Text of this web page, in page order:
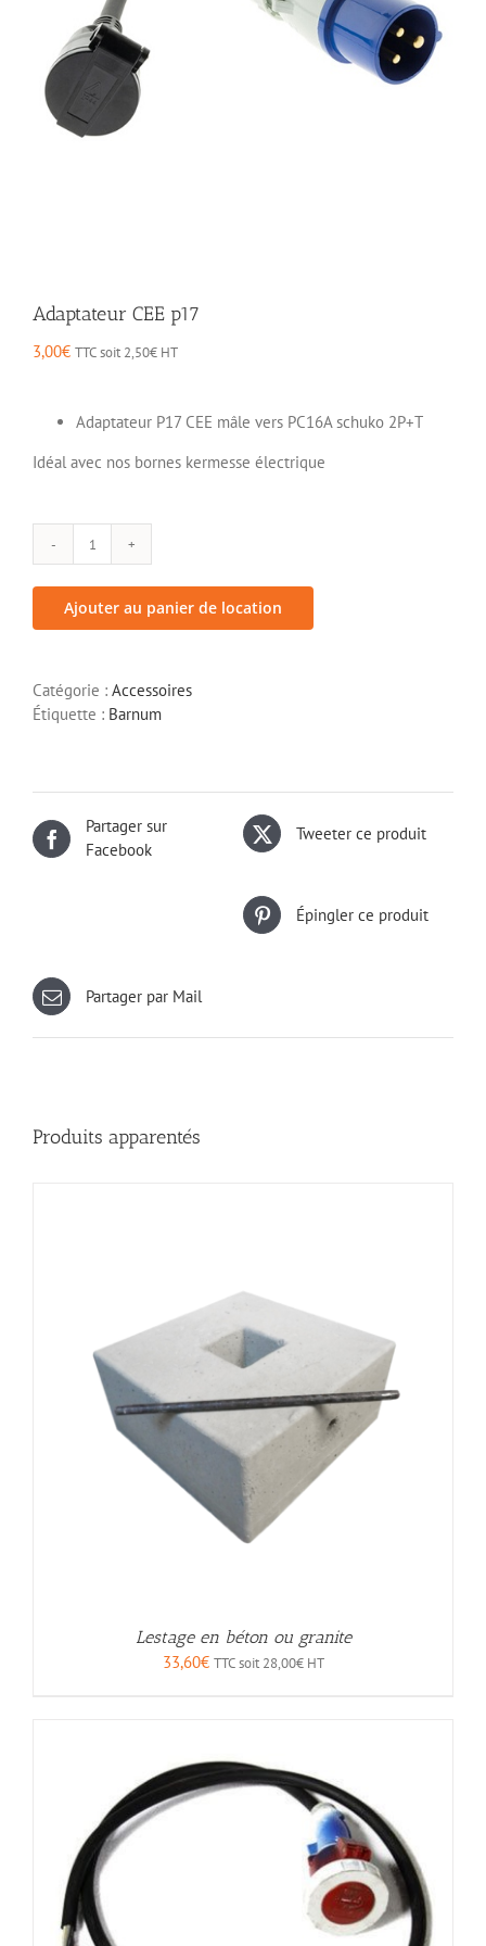
Adaptateur CEE p17
3,00€ TTC soit 2,50€ HT
Adaptateur P17 CEE mâle vers PC16A schuko 2P+T
Idéal avec nos bornes kermesse électrique
quantité
Adaptateur
CEE
Ajouter au panier de location
Catégorie : Accessoires
Étiquette : Barnum
Partager sur
Facebook
Tweeter ce produit
Épingler ce produit
Partager par Mail
Produits apparentés
Lestage en béton ou granite
33,60€ TTC soit 28,00€HT